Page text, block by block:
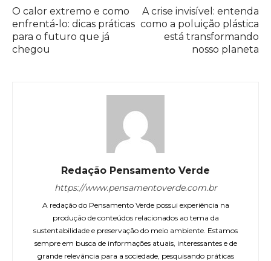
O calor extremo e como
enfrentá-lo: dicas práticas
para o futuro que já
chegou
A crise invisível: entenda
como a poluição plástica
está transformando
nosso planeta
Redação Pensamento Verde
https://www.pensamentoverde.com.br
A redação do Pensamento Verde possui experiência na
produção de conteúdos relacionados ao tema da
sustentabilidade e preservação do meio ambiente. Estamos
sempre em busca de informações atuais, interessantes e de
grande relevância para a sociedade, pesquisando práticas